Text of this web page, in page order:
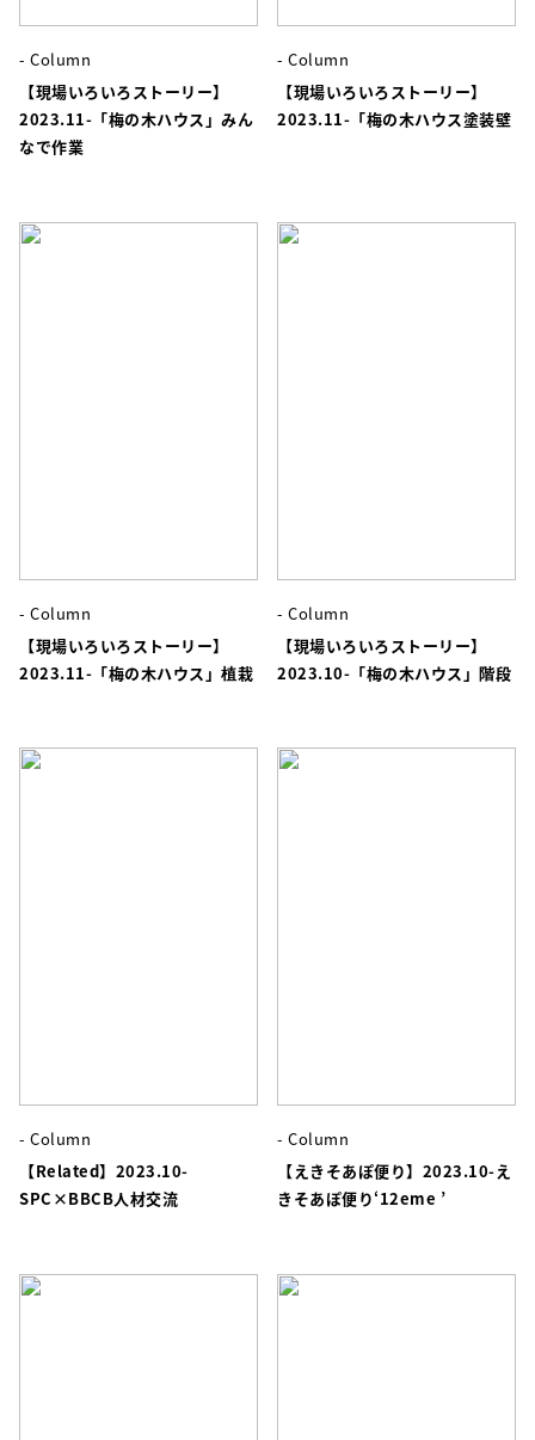
- Column
【現場いろいろストーリー】
2023.11-「梅の木ハウス」みん
なで作業
- Column
【現場いろいろストーリー】
2023.11-「梅の木ハウス塗装壁
- Column
【現場いろいろストーリー】
2023.11-「梅の木ハウス」植栽
- Column
【現場いろいろストーリー】
2023.10-「梅の木ハウス」階段
- Column
【Related】2023.10-
SPC×BBCB人材交流
- Column
【えきそあぽ便り】2023.10-え
きそあぽ便り‘12eme ’